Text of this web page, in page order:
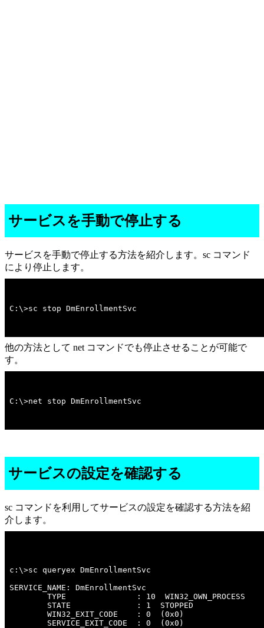
サービスを手動で停止する
サービスを手動で停止する方法を紹介します。sc コマンド
により停止します。
C:\>sc stop DmEnrollmentSvc
他の方法として net コマンドでも停止させることが可能で
す。
C:\>net stop DmEnrollmentSvc
サービスの設定を確認する
sc コマンドを利用してサービスの設定を確認する方法を紹
介します。
c:\>sc queryex DmEnrollmentSvc
SERVICE_NAME: DmEnrollmentSvc
        TYPE               : 10  WIN32_OWN_PROCESS
        STATE              : 1  STOPPED
        WIN32_EXIT_CODE    : 0  (0x0)
        SERVICE_EXIT_CODE  : 0  (0x0)